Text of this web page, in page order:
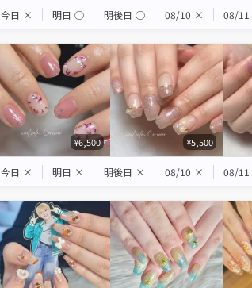
今日 × 明日 ◯ 明後日 ◯ 08/10 × 08/11
¥6,500 ¥5,500
今日 × 明日 × 明後日 × 08/10 × 08/11